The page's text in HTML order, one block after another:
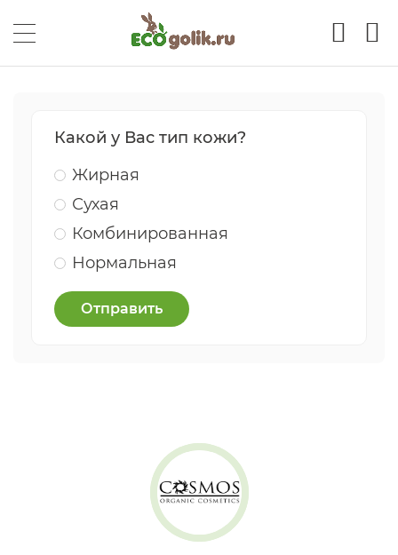
Какой у Вас тип кожи?
Жирная
Сухая
Комбинированная
Нормальная
Отправить